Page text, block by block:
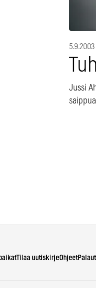
5.9.2003
Jussi
Tilaa uutiskirjeOhjeet